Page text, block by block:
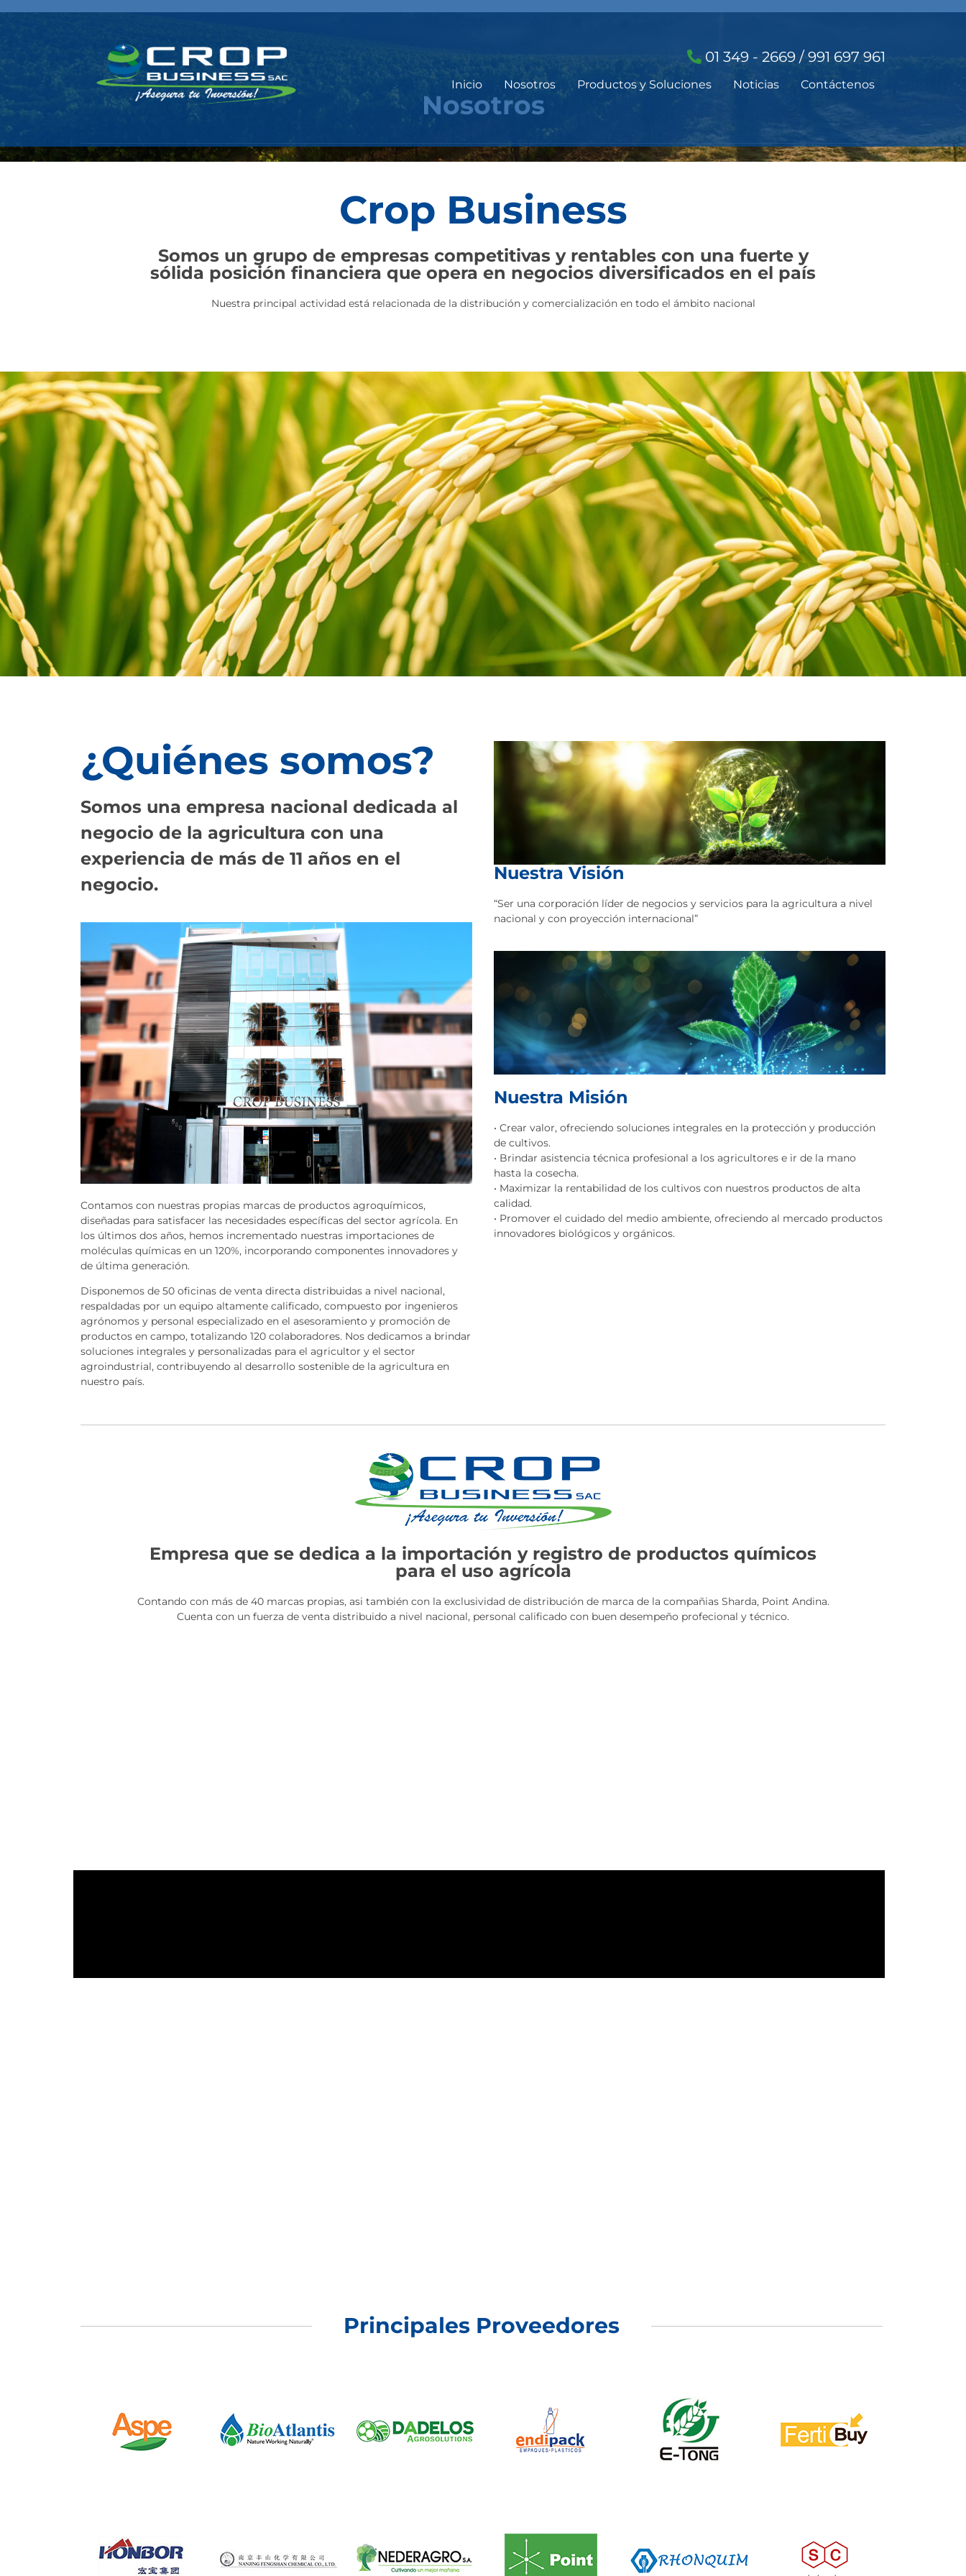
01 349 - 2669 / 991 697 961
Inicio Nosotros Productos y Soluciones Noticias Contáctenos
Nosotros
Crop Business
Somos un grupo de empresas competitivas y rentables con una fuerte y
sólida posición financiera que opera en negocios diversificados en el país
Nuestra principal actividad está relacionada de la distribución y comercialización en todo el ámbito nacional
¿Quiénes somos?
Somos una empresa nacional dedicada al
negocio de la agricultura con una
experiencia de más de 11 años en el
negocio.
Contamos con nuestras propias marcas de productos agroquímicos,
diseñadas para satisfacer las necesidades específicas del sector agrícola. En
los últimos dos años, hemos incrementado nuestras importaciones de
moléculas químicas en un 120%, incorporando componentes innovadores y
de última generación.
Disponemos de 50 oficinas de venta directa distribuidas a nivel nacional,
respaldadas por un equipo altamente calificado, compuesto por ingenieros
agrónomos y personal especializado en el asesoramiento y promoción de
productos en campo, totalizando 120 colaboradores. Nos dedicamos a brindar
soluciones integrales y personalizadas para el agricultor y el sector
agroindustrial, contribuyendo al desarrollo sostenible de la agricultura en
nuestro país.
Nuestra Visión
“Ser una corporación líder de negocios y servicios para la agricultura a nivel
nacional y con proyección internacional”
Nuestra Misión
• Crear valor, ofreciendo soluciones integrales en la protección y producción
de cultivos.
• Brindar asistencia técnica profesional a los agricultores e ir de la mano
hasta la cosecha.
• Maximizar la rentabilidad de los cultivos con nuestros productos de alta
calidad.
• Promover el cuidado del medio ambiente, ofreciendo al mercado productos
innovadores biológicos y orgánicos.
Empresa que se dedica a la importación y registro de productos químicos
para el uso agrícola
Contando con más de 40 marcas propias, asi también con la exclusividad de distribución de marca de la compañias Sharda, Point Andina.
Cuenta con un fuerza de venta distribuido a nivel nacional, personal calificado con buen desempeño profecional y técnico.
Principales Proveedores